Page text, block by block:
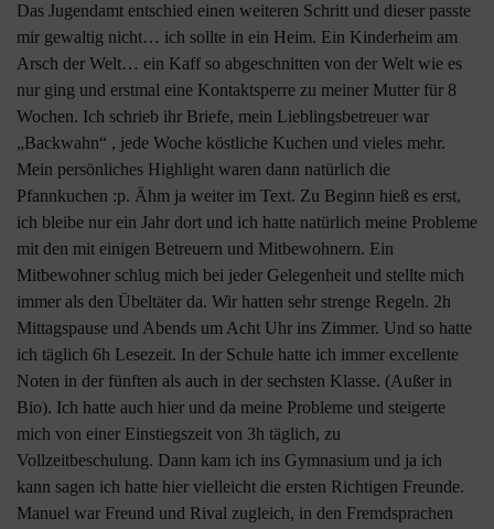
Das Jugendamt entschied einen weiteren Schritt und dieser passte
mir gewaltig nicht… ich sollte in ein Heim. Ein Kinderheim am
Arsch der Welt… ein Kaff so abgeschnitten von der Welt wie es
nur ging und erstmal eine Kontaktsperre zu meiner Mutter für 8
Wochen. Ich schrieb ihr Briefe, mein Lieblingsbetreuer war
„Backwahn“ , jede Woche köstliche Kuchen und vieles mehr.
Mein persönliches Highlight waren dann natürlich die
Pfannkuchen :p. Ähm ja weiter im Text. Zu Beginn hieß es erst,
ich bleibe nur ein Jahr dort und ich hatte natürlich meine Probleme
mit den mit einigen Betreuern und Mitbewohnern. Ein
Mitbewohner schlug mich bei jeder Gelegenheit und stellte mich
immer als den Übeltäter da. Wir hatten sehr strenge Regeln. 2h
Mittagspause und Abends um Acht Uhr ins Zimmer. Und so hatte
ich täglich 6h Lesezeit. In der Schule hatte ich immer excellente
Noten in der fünften als auch in der sechsten Klasse. (Außer in
Bio). Ich hatte auch hier und da meine Probleme und steigerte
mich von einer Einstiegszeit von 3h täglich, zu
Vollzeitbeschulung. Dann kam ich ins Gymnasium und ja ich
kann sagen ich hatte hier vielleicht die ersten Richtigen Freunde.
Manuel war Freund und Rival zugleich, in den Fremdsprachen